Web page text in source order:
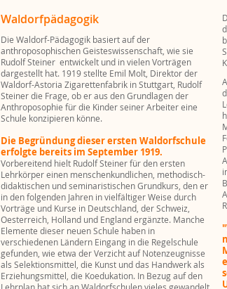
Schul-Wiki
Kollegium
Schülervertretung
Praktika
Klassenfahrten
Feste + Basare
Vor
Waldorfpädagogik
Die Waldorf-Pädagogik basiert auf der
anthroposophischen Geisteswissenschaft, wie sie
Rudolf Steiner entwickelt und in vielen Vorträgen
dargestellt hat. 1919 stellte Emil Molt, Direktor der
Waldorf-Astoria Zigarettenfabrik in Stuttgart, Rudolf
Steiner die Frage, ob er aus den Grundlagen der
Anthroposophie für die Kinder seiner Arbeiter eine
Schule konzipieren könne.
Die Begründung dieser ersten Waldorfschule
erfolgte bereits im September 1919.
Vorbereitend hielt Rudolf Steiner für den ersten
Lehrkörper einen menschenkundlichen, methodisch-
didaktischen und seminaristischen Grundkurs, den er
in den folgenden Jahren in vielfältiger Weise durch
Vorträge und Kurse in Deutschland, der Schweiz,
Oesterreich, Holland und England ergänzte. Manche
Elemente dieser neuen Schule haben in
verschiedenen Ländern Eingang in die Regelschule
gefunden, wie etwa der Verzicht auf Notenzeugnisse
als Selektionsmittel, die Kunst und das Handwerk als
Erziehungsmittel, die Koedukation. In Bezug auf den